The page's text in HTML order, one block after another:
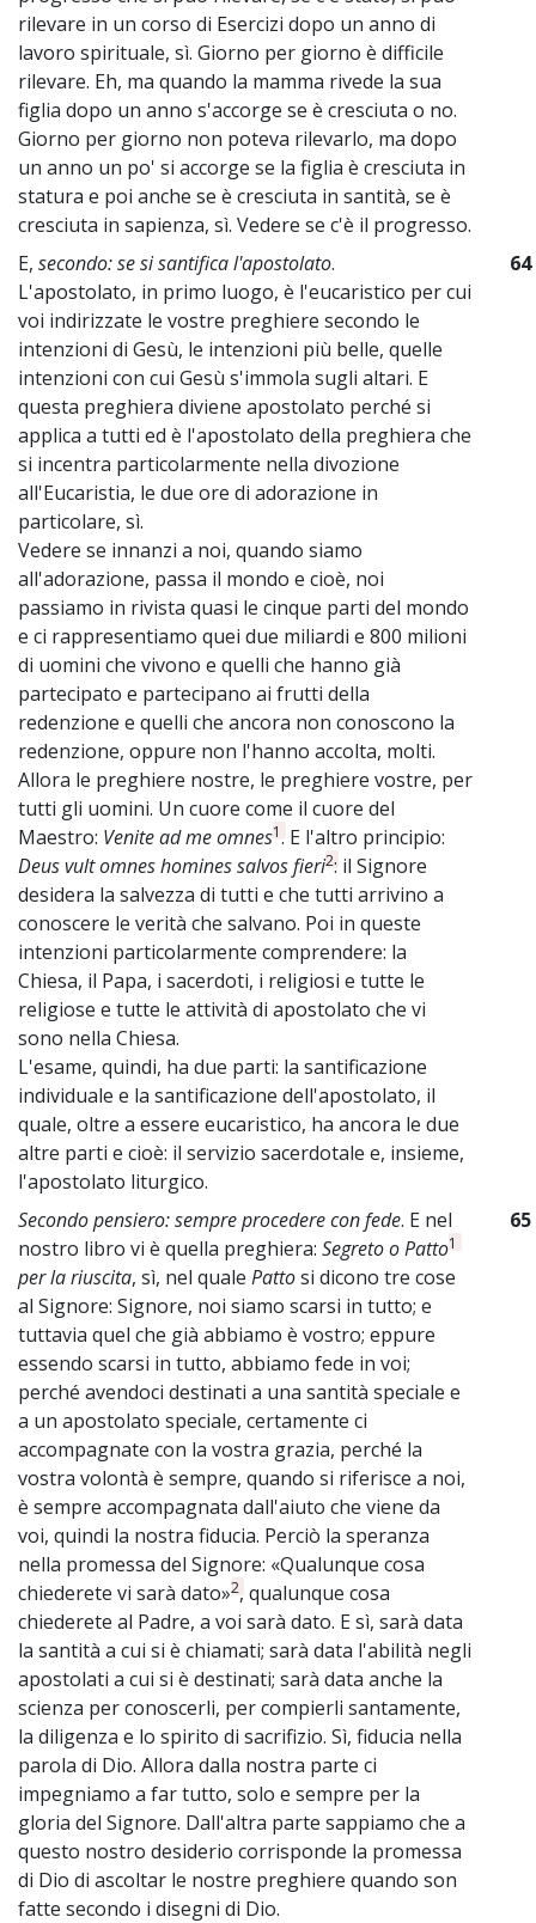
rilevare in un corso di Esercizi dopo un anno di
lavoro spirituale, sì. Giorno per giorno è difficile
rilevare. Eh, ma quando la mamma rivede la sua
figlia dopo un anno s'accorge se è cresciuta o no.
Giorno per giorno non poteva rilevarlo, ma dopo
un anno un po' si accorge se la figlia è cresciuta in
statura e poi anche se è cresciuta in santità, se è
cresciuta in sapienza, sì. Vedere se c'è il progresso.
E, secondo: se si santifica l'apostolato.
L'apostolato, in primo luogo, è l'eucaristico per cui
voi indirizzate le vostre preghiere secondo le
intenzioni di Gesù, le intenzioni più belle, quelle
intenzioni con cui Gesù s'immola sugli altari. E
questa preghiera diviene apostolato perché si
applica a tutti ed è l'apostolato della preghiera che
si incentra particolarmente nella divozione
all'Eucaristia, le due ore di adorazione in
particolare, sì.
Vedere se innanzi a noi, quando siamo
all'adorazione, passa il mondo e cioè, noi
passiamo in rivista quasi le cinque parti del mondo
e ci rappresentiamo quei due miliardi e 800 milioni
di uomini che vivono e quelli che hanno già
partecipato e partecipano ai frutti della
redenzione e quelli che ancora non conoscono la
redenzione, oppure non l'hanno accolta, molti.
Allora le preghiere nostre, le preghiere vostre, per
tutti gli uomini. Un cuore come il cuore del
Maestro: Venite ad me omnes1. E l'altro principio:
Deus vult omnes homines salvos fieri2: il Signore
desidera la salvezza di tutti e che tutti arrivino a
conoscere le verità che salvano. Poi in queste
intenzioni particolarmente comprendere: la
Chiesa, il Papa, i sacerdoti, i religiosi e tutte le
religiose e tutte le attività di apostolato che vi
sono nella Chiesa.
L'esame, quindi, ha due parti: la santificazione
individuale e la santificazione dell'apostolato, il
quale, oltre a essere eucaristico, ha ancora le due
altre parti e cioè: il servizio sacerdotale e, insieme,
l'apostolato liturgico.
64
Secondo pensiero: sempre procedere con fede. E nel
nostro libro vi è quella preghiera: Segreto o Patto1
per la riuscita, sì, nel quale Pattosi dicono tre cose
al Signore: Signore, noi siamo scarsi in tutto; e
tuttavia quel che già abbiamo è vostro; eppure
essendo scarsi in tutto, abbiamo fede in voi;
perché avendoci destinati a una santità speciale e
a un apostolato speciale, certamente ci
accompagnate con la vostra grazia, perché la
vostra volontà è sempre, quando si riferisce a noi,
è sempre accompagnata dall'aiuto che viene da
voi, quindi la nostra fiducia. Perciò la speranza
nella promessa del Signore: «Qualunque cosa
chiederete vi sarà dato»2, qualunque cosa
chiederete al Padre, a voi sarà dato. E sì, sarà data
la santità a cui si è chiamati; sarà data l'abilità negli
apostolati a cui si è destinati; sarà data anche la
scienza per conoscerli, per compierli santamente,
la diligenza e lo spirito di sacrifizio. Sì, fiducia nella
parola di Dio. Allora dalla nostra parte ci
impegniamo a far tutto, solo e sempre per la
gloria del Signore. Dall'altra parte sappiamo che a
questo nostro desiderio corrisponde la promessa
di Dio di ascoltar le nostre preghiere quando son
fatte secondo i disegni di Dio.
65